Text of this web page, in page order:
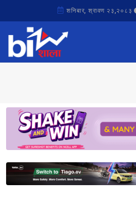
शनिबार, श्रावण २३,२०८३